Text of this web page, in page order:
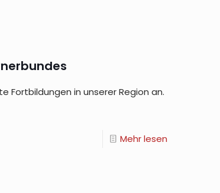
Fortbildungen in unserer Region an.
Mehr lesen